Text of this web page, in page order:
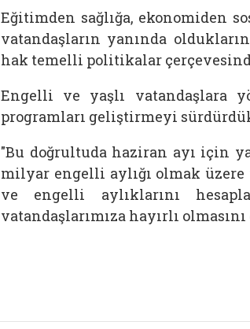
Eğitimden sağlığa, ekonomiden
vatandaşların yanında
hak temelli politikalar
Engelli ve yaşlı vatandaşlara
programları geliştirmeyi
"Bu doğrultuda haziran ayı için
milyar engelli aylığı olmak
ve engelli aylıklarını
vatandaşlarımıza hayırlı